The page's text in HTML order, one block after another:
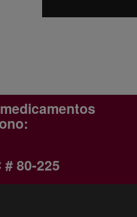
80-225